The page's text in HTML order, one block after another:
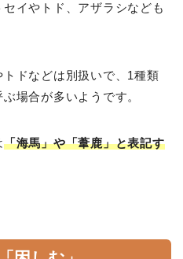
イやトド、アザラシなども
ドなどは別扱いで、1種類
場合が多いようです。
「海馬」や「葦鹿」と表記す